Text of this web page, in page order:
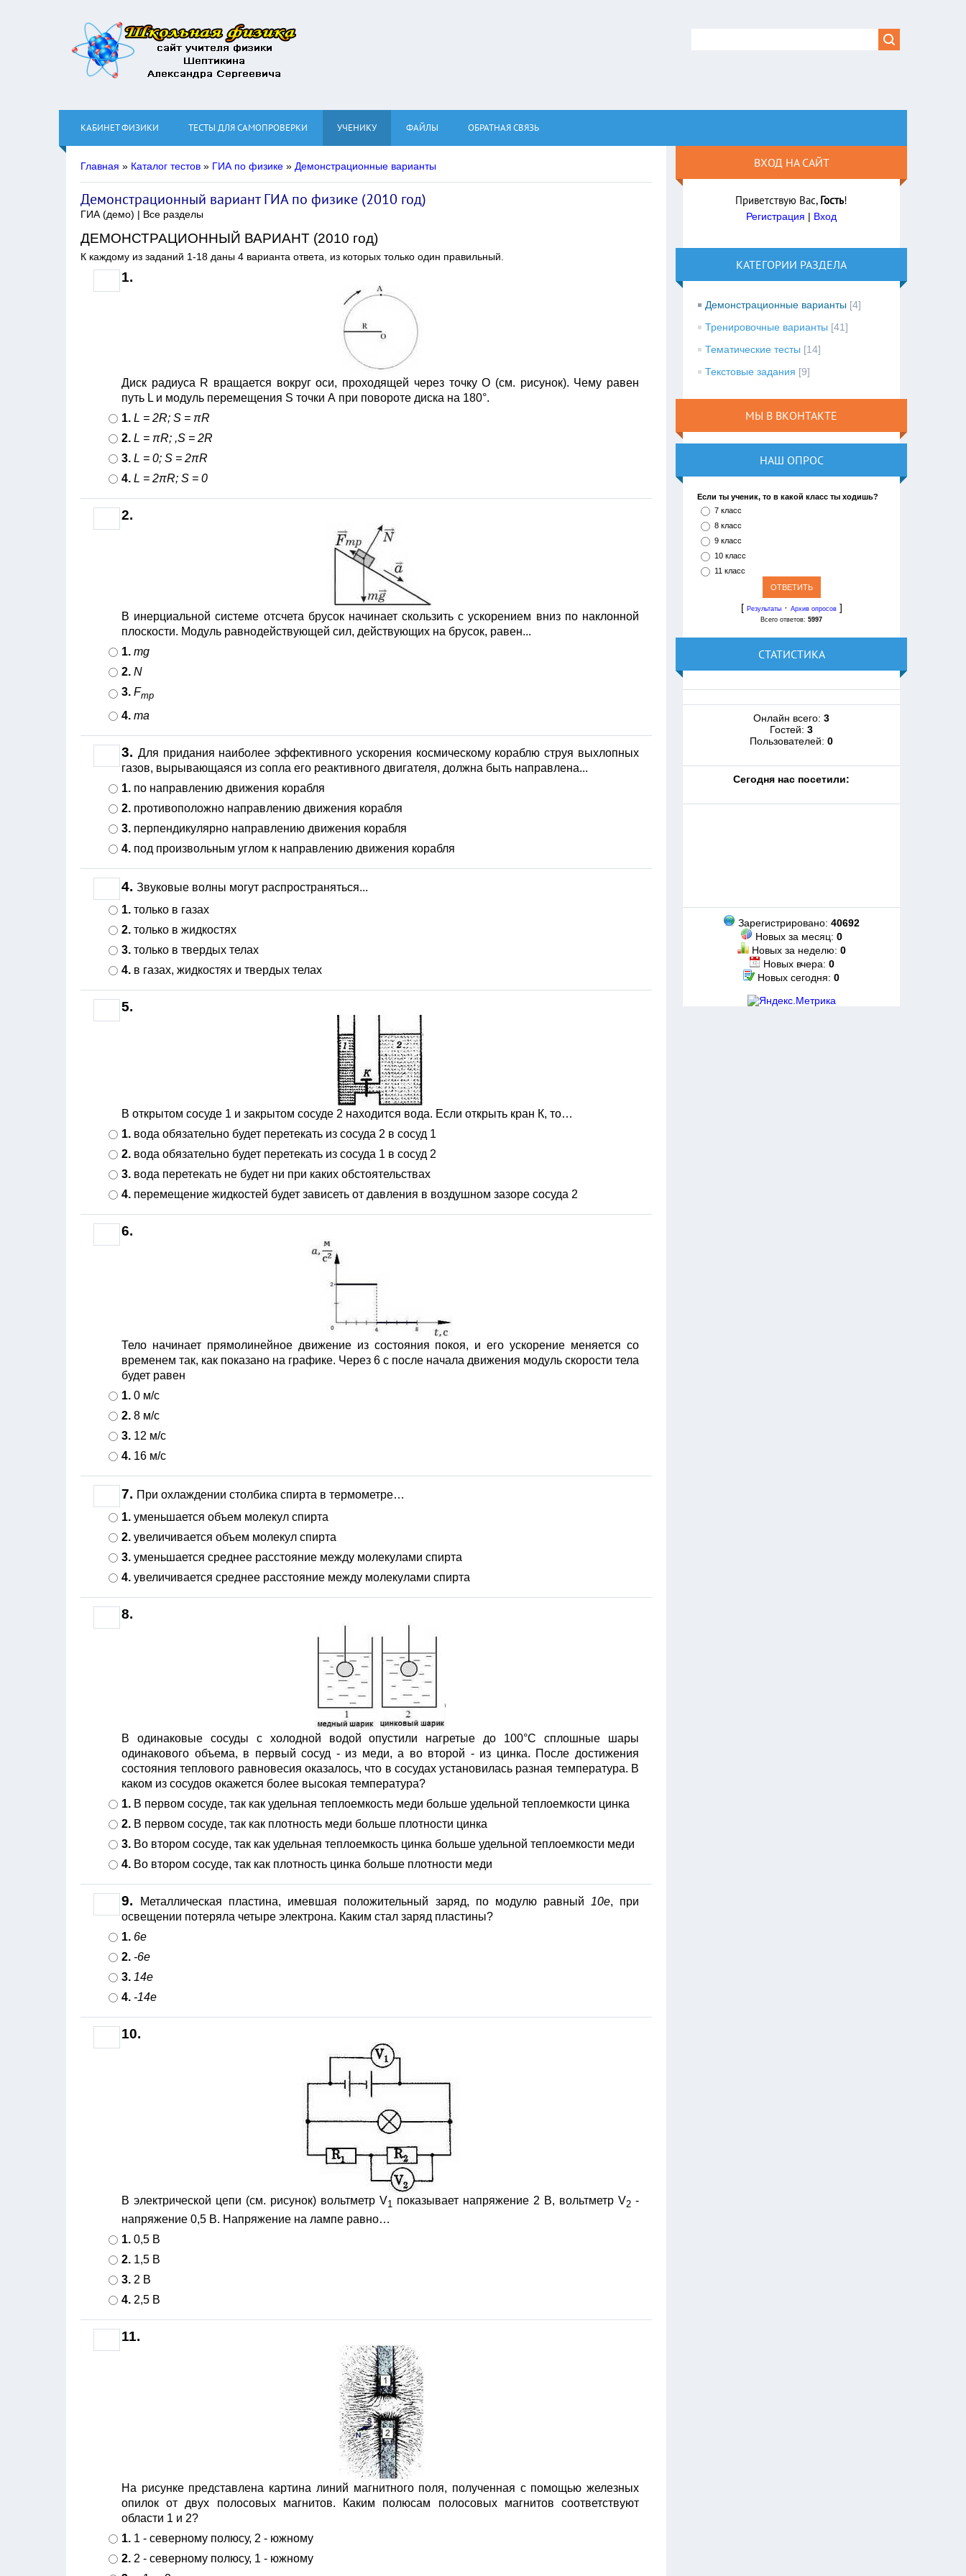
КАБИНЕТ ФИЗИКИ ТЕСТЫ ДЛЯ САМОПРОВЕРКИ УЧЕНИКУ ФАЙЛЫ ОБРАТНАЯ СВЯЗЬ
Главная » Каталог тестов » ГИА по физике » Демонстрационные варианты
Демонстрационный вариант ГИА по физике (2010 год)
ГИА (демо) | Все разделы
ДЕМОНСТРАЦИОННЫЙ ВАРИАНТ (2010 год)
К каждому из заданий 1-18 даны 4 варианта ответа, из которых только один правильный.
1.
Диск радиуса R вращается вокруг оси, проходящей через точку О (см. рисунок). Чему равен
путь L и модуль перемещения S точки А при повороте диска на 180°.
1. L = 2R; S = πR
2. L = πR; ,S = 2R
3. L = 0; S = 2πR
4. L = 2πR; S = 0
2.
В инерциальной системе отсчета брусок начинает скользить с ускорением вниз по наклонной
плоскости. Модуль равнодействующей сил, действующих на брусок, равен...
1. mg
2. N
3. Fтр
4. ma
3. Для придания наиболее эффективного ускорения космическому кораблю струя выхлопных
газов, вырывающаяся из сопла его реактивного двигателя, должна быть направлена...
1. по направлению движения корабля
2. противоположно направлению движения корабля
3. перпендикулярно направлению движения корабля
4. под произвольным углом к направлению движения корабля
4. Звуковые волны могут распространяться...
1. только в газах
2. только в жидкостях
3. только в твердых телах
4. в газах, жидкостях и твердых телах
5.
В открытом сосуде 1 и закрытом сосуде 2 находится вода. Если открыть кран К, то…
1. вода обязательно будет перетекать из сосуда 2 в сосуд 1
2. вода обязательно будет перетекать из сосуда 1 в сосуд 2
3. вода перетекать не будет ни при каких обстоятельствах
4. перемещение жидкостей будет зависеть от давления в воздушном зазоре сосуда 2
6.
Тело начинает прямолинейное движение из состояния покоя, и его ускорение меняется со
временем так, как показано на графике. Через 6 с после начала движения модуль скорости тела
будет равен
1. 0 м/с
2. 8 м/с
3. 12 м/с
4. 16 м/с
7. При охлаждении столбика спирта в термометре…
1. уменьшается объем молекул спирта
2. увеличивается объем молекул спирта
3. уменьшается среднее расстояние между молекулами спирта
4. увеличивается среднее расстояние между молекулами спирта
8.
В одинаковые сосуды с холодной водой опустили нагретые до 100°С сплошные шары
одинакового объема, в первый сосуд - из меди, а во второй - из цинка. После достижения
состояния теплового равновесия оказалось, что в сосудах установилась разная температура. В
каком из сосудов окажется более высокая температура?
1. В первом сосуде, так как удельная теплоемкость меди больше удельной теплоемкости цинка
2. В первом сосуде, так как плотность меди больше плотности цинка
3. Во втором сосуде, так как удельная теплоемкость цинка больше удельной теплоемкости меди
4. Во втором сосуде, так как плотность цинка больше плотности меди
9. Металлическая пластина, имевшая положительный заряд, по модулю равный 10е, при
освещении потеряла четыре электрона. Каким стал заряд пластины?
1. 6е
2. -6е
3. 14е
4. -14е
10.
В электрической цепи (см. рисунок) вольтметр V1 показывает напряжение 2 В, вольтметр V2 -
напряжение 0,5 В. Напряжение на лампе равно…
1. 0,5 В
2. 1,5 В
3. 2 В
4. 2,5 В
11.
На рисунке представлена картина линий магнитного поля, полученная с помощью железных
опилок от двух полосовых магнитов. Каким полюсам полосовых магнитов соответствуют
области 1 и 2?
1. 1 - северному полюсу, 2 - южному
2. 2 - северному полюсу, 1 - южному
ВХОД НА САЙТ
Приветствую Вас, Гость!
Регистрация | Вход
КАТЕГОРИИ РАЗДЕЛА
Демонстрационные варианты [4]
Тренировочные варианты [41]
Тематические тесты [14]
Текстовые задания [9]
МЫ В ВКОНТАКТЕ
НАШ ОПРОС
Если ты ученик, то в какой класс ты ходишь?
7 класс
8 класс
9 класс
10 класс
11 класс
[ Результаты· Архив опросов]
Всего ответов:5997
СТАТИСТИКА
Онлайн всего:3
Гостей:3
Пользователей:0
Cегодня нас посетили:
Зарегистрировано: 40692
Новых за месяц: 0
Новых за неделю: 0
Новых вчера: 0
Новых сегодня: 0